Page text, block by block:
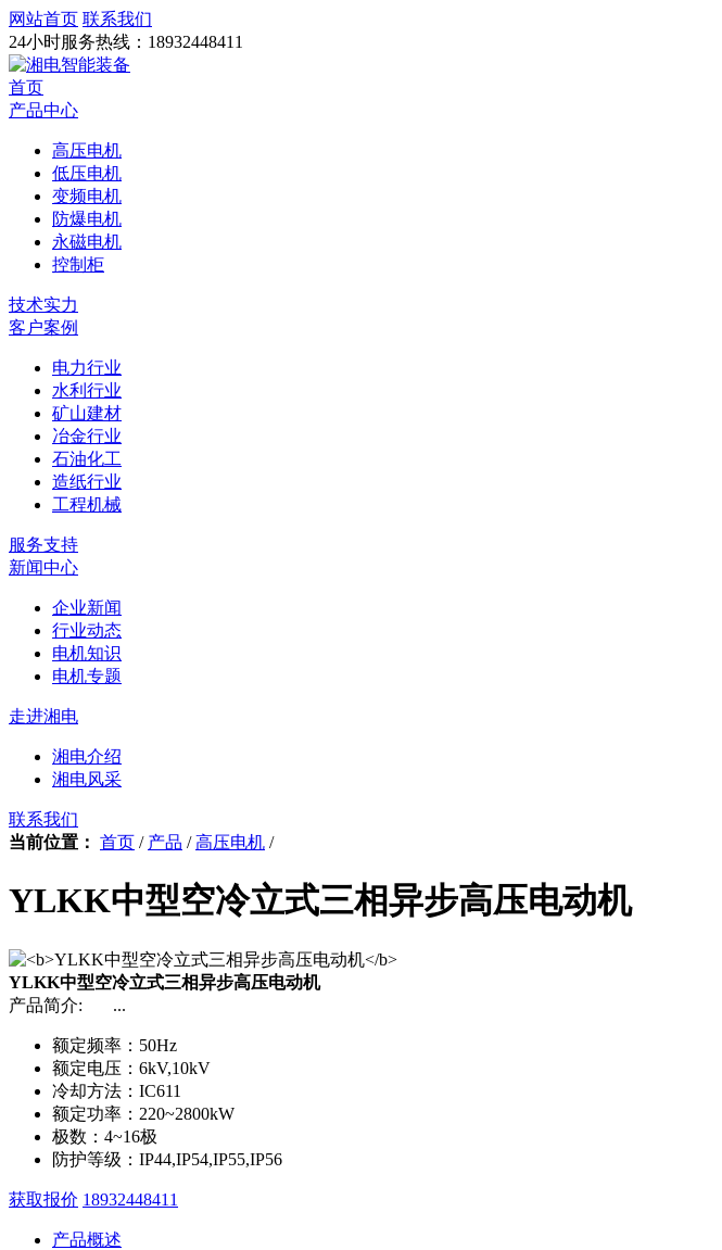
网站首页 联系我们
24小时服务热线： 18932448411
首页
产品中心
高压电机
低压电机
变频电机
防爆电机
永磁电机
控制柜
技术实力
客户案例
电力行业
水利行业
矿山建材
冶金行业
石油化工
造纸行业
工程机械
服务支持
新闻中心
企业新闻
行业动态
电机知识
电机专题
走进湘电
湘电介绍
湘电风采
联系我们
当前位置： 首页 / 产品 / 高压电机 /
YLKK中型空冷立式三相异步高压电动机
YLKK中型空冷立式三相异步高压电动机
产品简介: ...
额定频率： 50Hz
额定电压： 6kV,10kV
冷却方法： IC611
额定功率： 220~2800kW
极数： 4~16极
防护等级： IP44,IP54,IP55,IP56
获取报价 18932448411
产品概述